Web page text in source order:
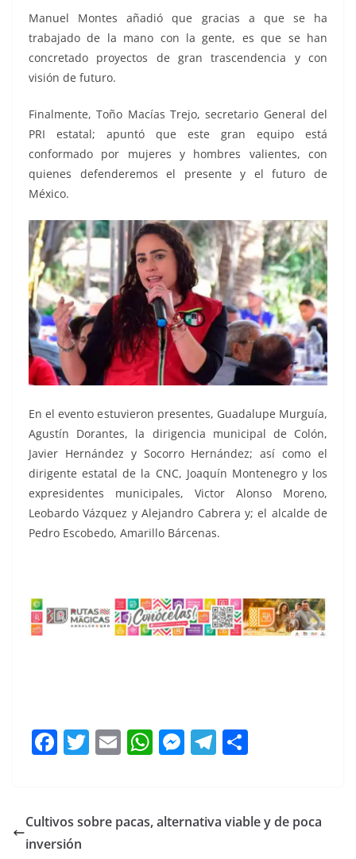
Manuel Montes añadió que gracias a que se ha
trabajado de la mano con la gente, es que se han
concretado proyectos de gran trascendencia y con
visión de futuro.
Finalmente, Toño Macías Trejo, secretario General del
PRI estatal; apuntó que este gran equipo está
conformado por mujeres y hombres valientes, con
quienes defenderemos el presente y el futuro de
México.
En el evento estuvieron presentes, Guadalupe Murguía,
Agustín Dorantes, la dirigencia municipal de Colón,
Javier Hernández y Socorro Hernández; así como el
dirigente estatal de la CNC, Joaquín Montenegro y los
expresidentes municipales, Victor Alonso Moreno,
Leobardo Vázquez y Alejandro Cabrera y; el alcalde de
Pedro Escobedo, Amarillo Bárcenas.
F
a
e
b
T
w
er
E
m
l
W
h
s
M
e
e
T
el
gr p
Cultivos sobre pacas, alternativa viable y de poca
inversión